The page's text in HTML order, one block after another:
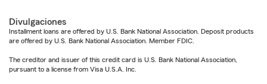
Divulgaciones
Installment loans are offered by U.S. Bank National Association. Deposit products
are offered by U.S. Bank National Association. Member FDIC.
The creditor and issuer of this credit card is U.S. Bank National Association,
pursuant to a license from Visa U.S.A. Inc.